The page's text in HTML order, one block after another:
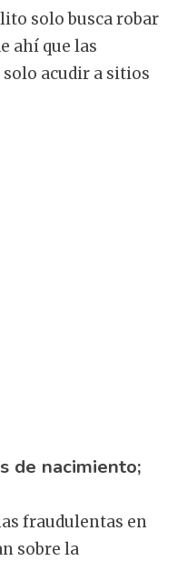
solo busca robar
ahí que las
acudir a sitios
de nacimiento;
fraudulentas en
sobre la